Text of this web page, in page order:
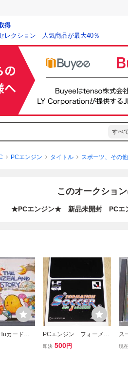
得
レクション 人気商品が最大40％
すべ
PCエンジン タイトル スポーツ、その他
このオークショ
★PCエンジン★ 新品未開封 PCエ
カードソ
ーランドス
PCエンジン フォーメー
ションサッカーonJリーグ
即決 500円
ス
現在